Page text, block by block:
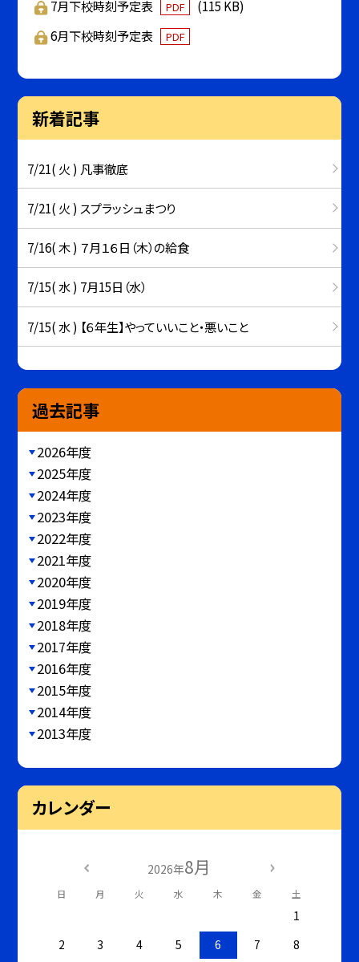
7月下校時刻予定表 PDF
(115 KB)
6月下校時刻予定表
PDF
新着記事
7/21( 火 ) 凡事徹底
7/21( 火 ) スプラッシュまつり
7/16( 木 ) ７月１６日（木）の給食
7/15( 水 ) 7月15日（水）
7/15( 水 ) 【６年生】やっていいこと・悪いこと
過去記事
2026年度
2025年度
2024年度
2023年度
2022年度
2021年度
2020年度
2019年度
2018年度
2017年度
2016年度
2015年度
2014年度
2013年度
カレンダー
2026年8月
日 月 火 水 木 金 土
1
2
3 4 5 6 7
8